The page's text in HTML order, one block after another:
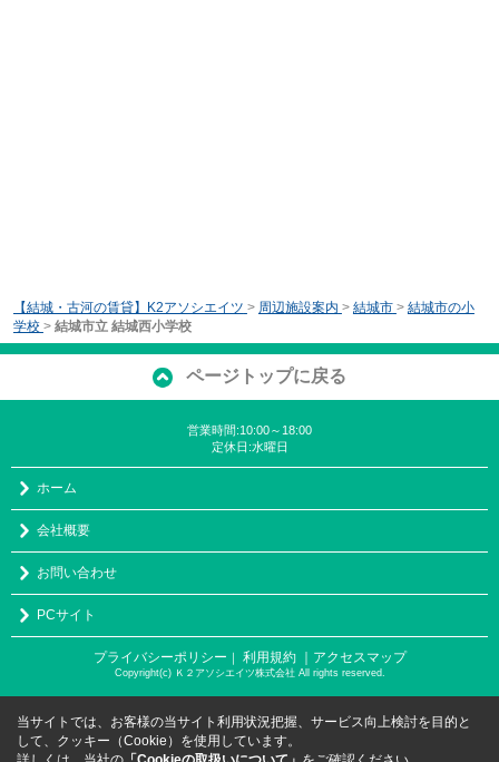
【結城・古河の賃貸】K2アソシエイツ > 周辺施設案内 > 結城市 > 結城市の小
学校 > 結城市立 結城西小学校
ページトップに戻る
営業時間:10:00～18:00
定休日:水曜日
ホーム
会社概要
お問い合わせ
PCサイト
プライバシーポリシー ｜ 利用規約 ｜アクセスマップ
Copyright(c) Ｋ２アソシエイツ株式会社 All rights reserved.
当サイトでは、お客様の当サイト利用状況把握、サービス向上検討を目的と
して、クッキー（Cookie）を使用しています。